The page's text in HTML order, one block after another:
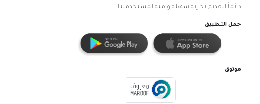
دائماً لتقديم تجربة سهلة وآمنة لمستخدمينا.
حمل التطبيق
موثوق